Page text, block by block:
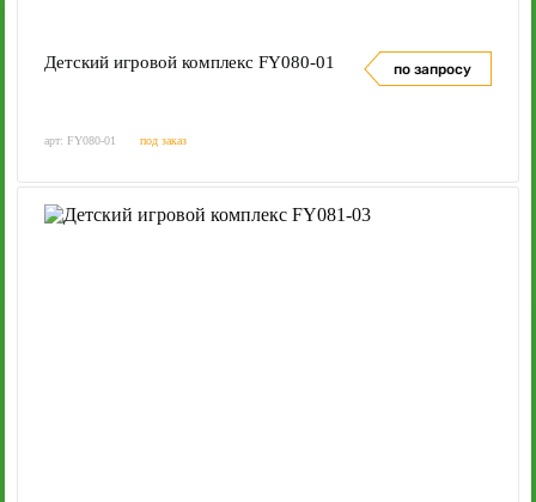
Детский игровой комплекс FY080-01 по запросу
арт: FY080-01 под заказ